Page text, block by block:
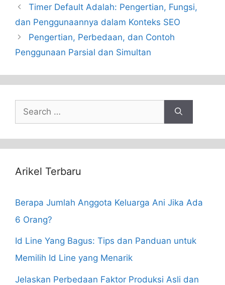
Timer Default Adalah: Pengertian, Fungsi,
dan Penggunaannya dalam Konteks SEO
Pengertian, Perbedaan, dan Contoh
Penggunaan Parsial dan Simultan
Search
for:
Arikel Terbaru
Berapa Jumlah Anggota Keluarga Ani Jika Ada
6 Orang?
Id Line Yang Bagus: Tips dan Panduan untuk
Memilih Id Line yang Menarik
Jelaskan Perbedaan Faktor Produksi Asli dan